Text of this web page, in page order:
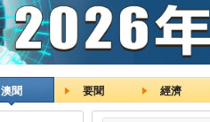
澳聞 要聞 經濟